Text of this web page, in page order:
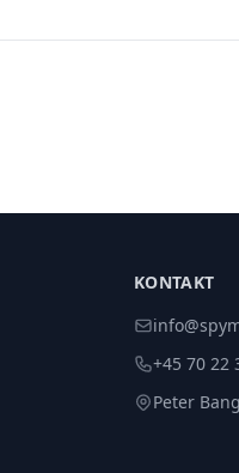
KONTAKT
+45 70 22
Peter